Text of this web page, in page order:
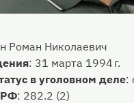
Роман Николаевич
: 31 марта 1994 г.
в уголовном деле:
РФ: 282.2 (2)